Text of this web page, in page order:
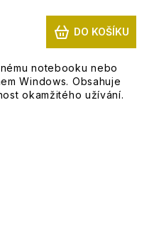
DO KOŠÍKU
notebooku nebo
Windows. Obsahuje
okamžitého užívání.